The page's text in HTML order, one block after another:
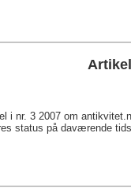
i nr. 3 2007 om
status på daværende